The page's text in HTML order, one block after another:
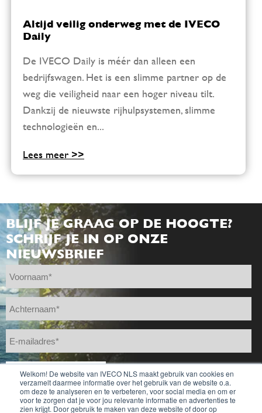
Welkom! De website van IVECO NLS maakt gebruik van cookies en
verzamelt daarmee informatie over het gebruik van de website o.a.
om deze te analyseren en te verbeteren, voor social media en om er
voor te zorgen dat je voor jou relevante informatie en advertenties te
zien krijgt. Door gebruik te maken van deze website of door op
Altijd veilig onderweg met de IVECO
Daily
De IVECO Daily is méér dan alleen een
bedrijfswagen. Het is een slimme partner op de
weg die veiligheid naar een hoger niveau tilt.
Dankzij de nieuwste rijhulpsystemen, slimme
technologieën en...
Lees meer >>
BLIJF JE GRAAG OP DE HOOGTE?
SCHRIJF JE IN OP ONZE
NIEUWSBRIEF